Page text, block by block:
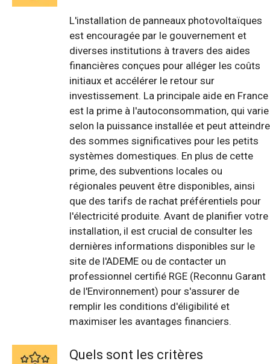
L'installation de panneaux photovoltaïques
est encouragée par le gouvernement et
diverses institutions à travers des aides
financières conçues pour alléger les coûts
initiaux et accélérer le retour sur
investissement. La principale aide en France
est la prime à l'autoconsommation, qui varie
selon la puissance installée et peut atteindre
des sommes significatives pour les petits
systèmes domestiques. En plus de cette
prime, des subventions locales ou
régionales peuvent être disponibles, ainsi
que des tarifs de rachat préférentiels pour
l'électricité produite. Avant de planifier votre
installation, il est crucial de consulter les
dernières informations disponibles sur le
site de l'ADEME ou de contacter un
professionnel certifié RGE (Reconnu Garant
de l'Environnement) pour s'assurer de
remplir les conditions d'éligibilité et
maximiser les avantages financiers.
Quels sont les critères